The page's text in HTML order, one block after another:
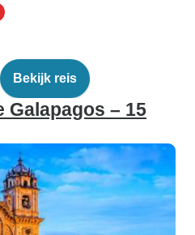
Bekijk reis
Galapagos – 15